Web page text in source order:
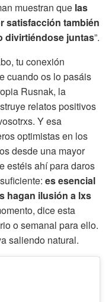
muestran que las
satisfacción también
divirtiéndose juntas”.
tu conexión
cuando os lo pasáis
Rusnak, la
relatos positivos
Y esa
optimistas en los
desde una mayor
estéis ahí para daros
es esencial
hagan ilusión a lxs
dice esta
o semanal para ello.
saliendo natural.